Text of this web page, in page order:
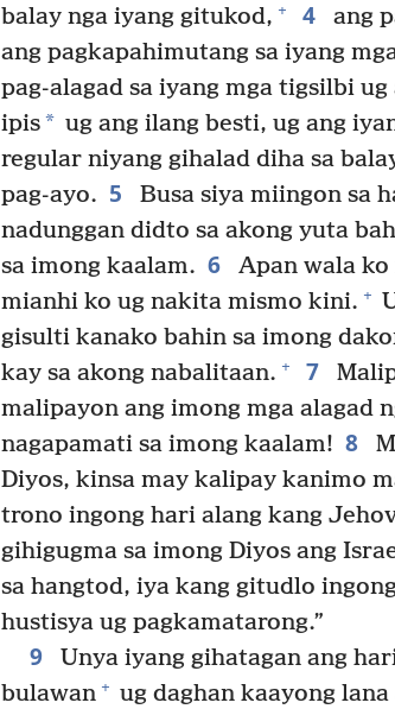
balay nga iyang gitukod, + 4 ang
ang pagkapahimutang sa iyang
pag-alagad sa iyang mga tigsilbi
ipis* ug ang ilang besti, ug ang
regular niyang gihalad diha sa
pag-ayo. 5
Busa siya miingon sa
nadunggan didto sa akong yuta
sa imong kaalam. 6
Apan wala
mianhi ko ug nakita mismo kini. +
gisulti kanako bahin sa imong
kay sa akong nabalitaan. + 7
malipayon ang imong mga alagad
nagapamati sa imong kaalam! 8
Diyos, kinsa may kalipay kanimo
trono ingong hari alang kang
gihigugma sa imong Diyos ang
sa hangtod, iya kang gitudlo
hustisya ug pagkamatarong.”
9 Unya iyang gihatagan ang
bulawan + ug daghan kaayong